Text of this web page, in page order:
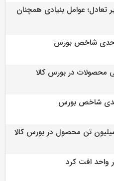
تعادل؛ عوامل بنیادی همچنان